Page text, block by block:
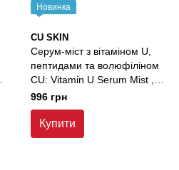
Новинка
CU SKIN
Серум-міст з вітаміном U,
пептидами та волюфіліном
CU: Vitamin U Serum Mist ,
48 мл
996 грн
Купити